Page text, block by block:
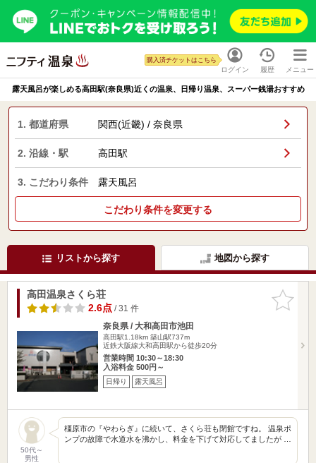
ログイン
購入済チケットはこちら
履歴 メニュー
露天風呂が楽しめる高田駅(奈良県)近くの温泉、日帰り温泉、スーパー銭湯おすすめ
1. 都道府県 関西(近畿) / 奈良県
2. 沿線・駅 高田駅
3. こだわり条件 露天風呂
こだわり条件を変更する
リストから探す 地図から探す
お気に入
りに追加
高田温泉さくら荘
2.6点/ 31 件
奈良県 / 大和高田市池田
高田駅1.18km 築山駅737m
近鉄大阪線大和高田駅から徒歩20分
営業時間 10:30～18:30
入浴料金 500円～
日帰り 露天風呂
50代～
男性
橿原市の『やわらぎ』に続いて、さくら荘も閉館ですね。 温泉ポ
ンプの故障で水道水を沸かし、料金を下げて対応してましたが …